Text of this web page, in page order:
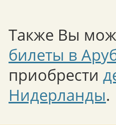
Также Вы
билеты в
приобрести
Нидерланды.